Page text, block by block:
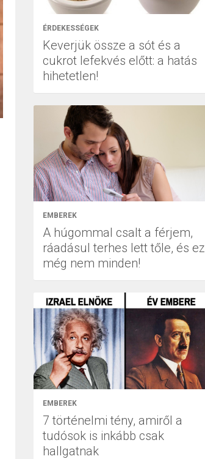
ÉRDEKESSÉGEK
Keverjük össze a sót és a
cukrot lefekvés előtt: a hatás
hihetetlen!
EMBEREK
A húgommal csalt a férjem,
ráadásul terhes lett tőle, és ez
még nem minden!
EMBEREK
7 történelmi tény, amiről a
tudósok is inkább csak
hallgatnak